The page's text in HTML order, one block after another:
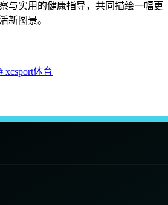
与实用的健康指导，共同描绘一幅更
新图景。
xcsport体育